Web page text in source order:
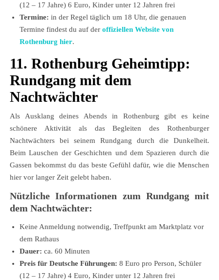
(12 – 17 Jahre) 6 Euro, Kinder unter 12 Jahren frei
Termine: in der Regel täglich um 18 Uhr, die genauen
Termine findest du auf der offiziellen Website von
Rothenburg hier.
11. Rothenburg Geheimtipp:
Rundgang mit dem
Nachtwächter
Als Ausklang deines Abends in Rothenburg gibt es keine
schönere Aktivität als das Begleiten des Rothenburger
Nachtwächters bei seinem Rundgang durch die Dunkelheit.
Beim Lauschen der Geschichten und dem Spazieren durch die
Gassen bekommst du das beste Gefühl dafür, wie die Menschen
hier vor langer Zeit gelebt haben.
Nützliche Informationen zum Rundgang mit
dem Nachtwächter:
Keine Anmeldung notwendig, Treffpunkt am Marktplatz vor
dem Rathaus
Dauer: ca. 60 Minuten
Preis für Deutsche Führungen: 8 Euro pro Person, Schüler
(12 – 17 Jahre) 4 Euro, Kinder unter 12 Jahren frei